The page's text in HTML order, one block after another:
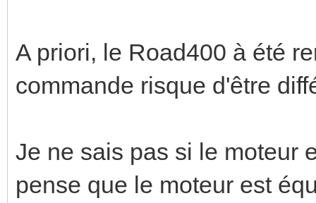
A priori, le Road400 à été
commande risque d'être
Je ne sais pas si le moteur
pense que le moteur est